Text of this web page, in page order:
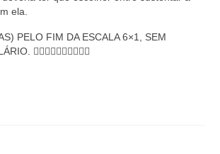
ela.
PELO FIM DA ESCALA 6×1, SEM
✊🏼✊🏼✊🏽✊🏾✊🏿